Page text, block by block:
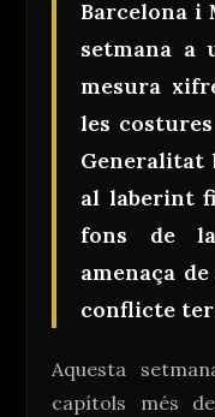
Barcelona i
setmana a
mesura
les
Generalitat
al laberint
fons de
amenaça
conflicte
Aquesta
capítols més